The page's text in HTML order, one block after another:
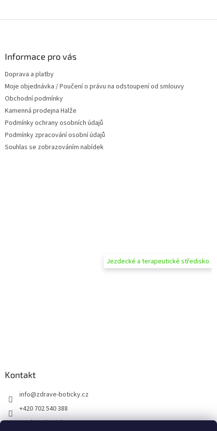
Informace pro vás
Doprava a platby
Moje objednávka / Poučení o právu na odstoupení od smlouvy
Obchodní podmínky
Kamenná prodejna Halže
Podmínky ochrany osobních údajů
Podmínky zpracování osobní údajů
Souhlas se zobrazováním nabídek
Jezdecké a terapeutické středisko
Kontakt
info@zdrave-boticky.cz
+420 702 540 388
@zdraveboticky